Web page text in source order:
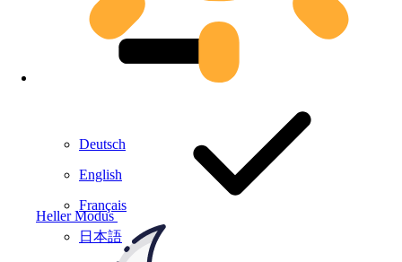
Heller Modus
Deutsch
English
Français
日本語